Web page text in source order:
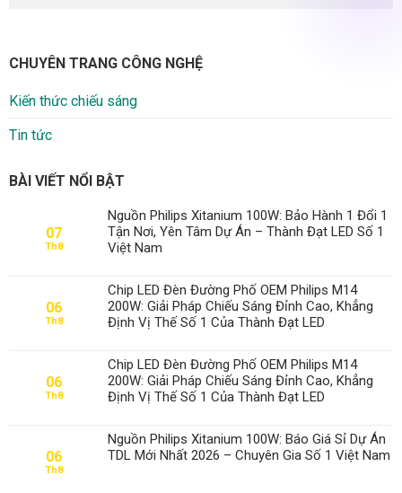
CHUYÊN TRANG CÔNG NGHỆ
Kiến thức chiếu sáng
Tin tức
BÀI VIẾT NỔI BẬT
07
Th8
Nguồn Philips Xitanium 100W: Bảo Hành 1 Đổi 1
Tận Nơi, Yên Tâm Dự Án – Thành Đạt LED Số 1
Việt Nam
06
Th8
Chip LED Đèn Đường Phố OEM Philips M14
200W: Giải Pháp Chiếu Sáng Đỉnh Cao, Khẳng
Định Vị Thế Số 1 Của Thành Đạt LED
06
Th8
Chip LED Đèn Đường Phố OEM Philips M14
200W: Giải Pháp Chiếu Sáng Đỉnh Cao, Khẳng
Định Vị Thế Số 1 Của Thành Đạt LED
06
Th8
Nguồn Philips Xitanium 100W: Báo Giá Sỉ Dự Án
TDL Mới Nhất 2026 – Chuyên Gia Số 1 Việt Nam